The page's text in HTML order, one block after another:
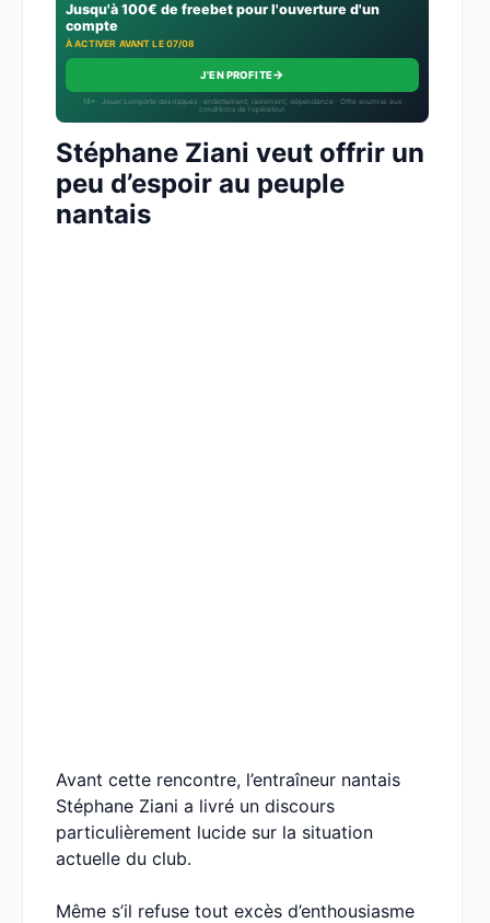
Jusqu'à 100€ de freebet pour l'ouverture d'un
compte
À ACTIVER AVANT LE 07/08
J'EN PROFITE→
18+ · Jouer comporte des risques : endettement, isolement, dépendance · Offre soumise aux
conditions de l’opérateur.
Stéphane Ziani veut offrir un
peu d’espoir au peuple
nantais
Avant cette rencontre, l’entraîneur nantais
Stéphane Ziani a livré un discours
particulièrement lucide sur la situation
actuelle du club.
Même s’il refuse tout excès d’enthousiasme